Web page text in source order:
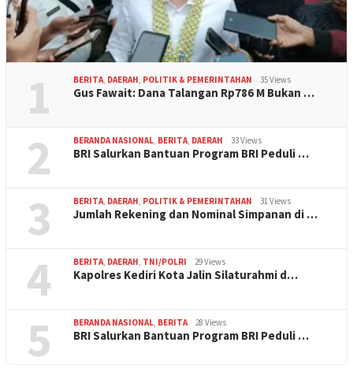
1 BERITA, DAERAH, POLITIK & PEMERINTAHAN 35 Views
Gus Fawait: Dana Talangan Rp786 M Bukan …
2 BERANDA NASIONAL, BERITA, DAERAH 33 Views
BRI Salurkan Bantuan Program BRI Peduli …
3 BERITA, DAERAH, POLITIK & PEMERINTAHAN 31 Views
Jumlah Rekening dan Nominal Simpanan di …
4 BERITA, DAERAH, TNI/POLRI 29 Views
Kapolres Kediri Kota Jalin Silaturahmi d…
5 BERANDA NASIONAL, BERITA 28 Views
BRI Salurkan Bantuan Program BRI Peduli …